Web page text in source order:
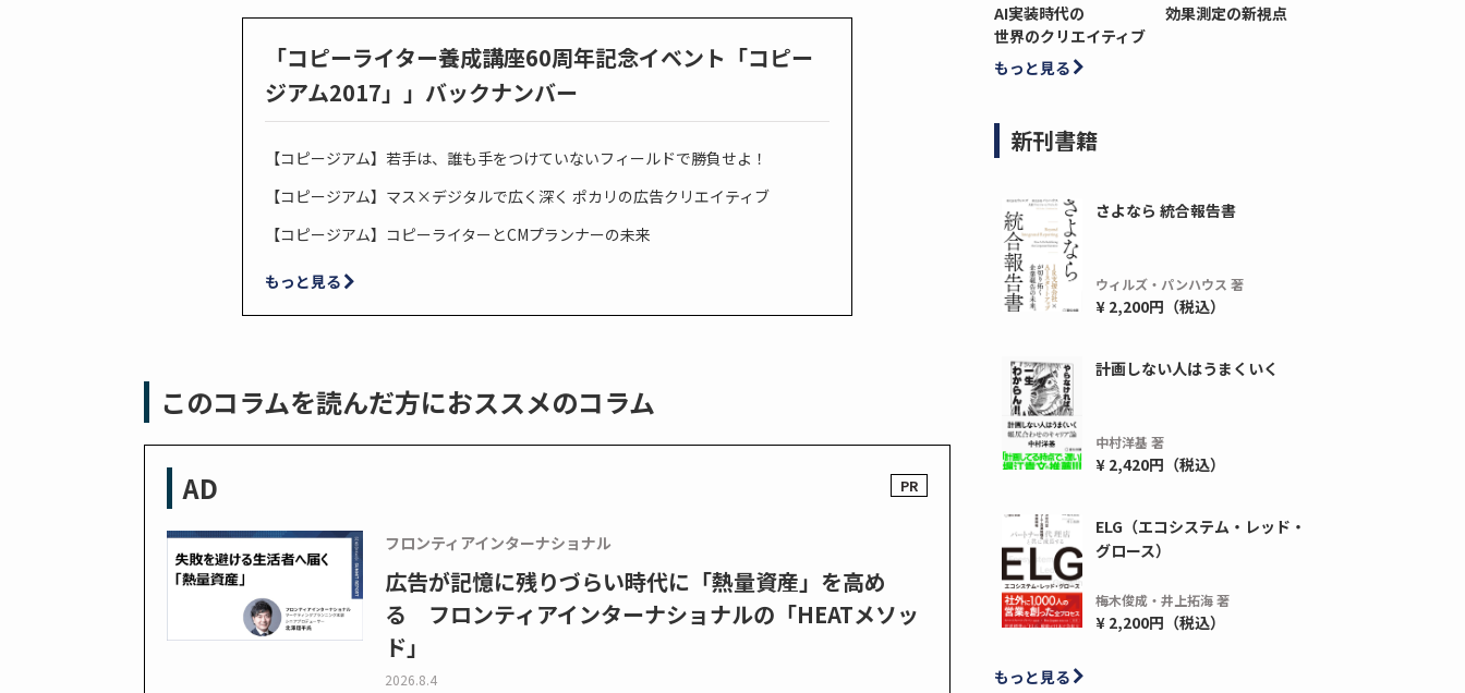
「コピーライター養成講座60周年記念イベント「コピー
ジアム2017」」バックナンバー
【コピージアム】若手は、誰も手をつけていないフィールドで勝負せよ！
【コピージアム】マス×デジタルで広く深く ポカリの広告クリエイティブ
【コピージアム】コピーライターとCMプランナーの未来
もっと見る
このコラムを読んだ方におススメのコラム
AD
フロンティアインターナショナル
広告が記憶に残りづらい時代に「熱量資産」を高め
る フロンティアインターナショナルの「HEATメソッ
ド」
2026.8.4
AI実装時代の
世界のクリエイティブ
効果測定の新視点
もっと見る
新刊書籍
さよなら 統合報告書
ウィルズ・パンハウス 著
¥ 2,200円（税込）
計画しない人はうまくいく
中村洋基 著
¥ 2,420円（税込）
ELG（エコシステム・レッド・
グロース）
梅木俊成・井上拓海 著
¥ 2,200円（税込）
もっと見る